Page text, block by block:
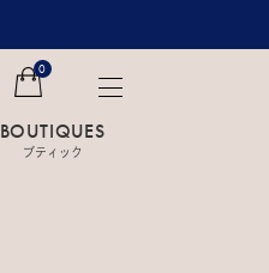
0
BOUTIQUES
ブティック